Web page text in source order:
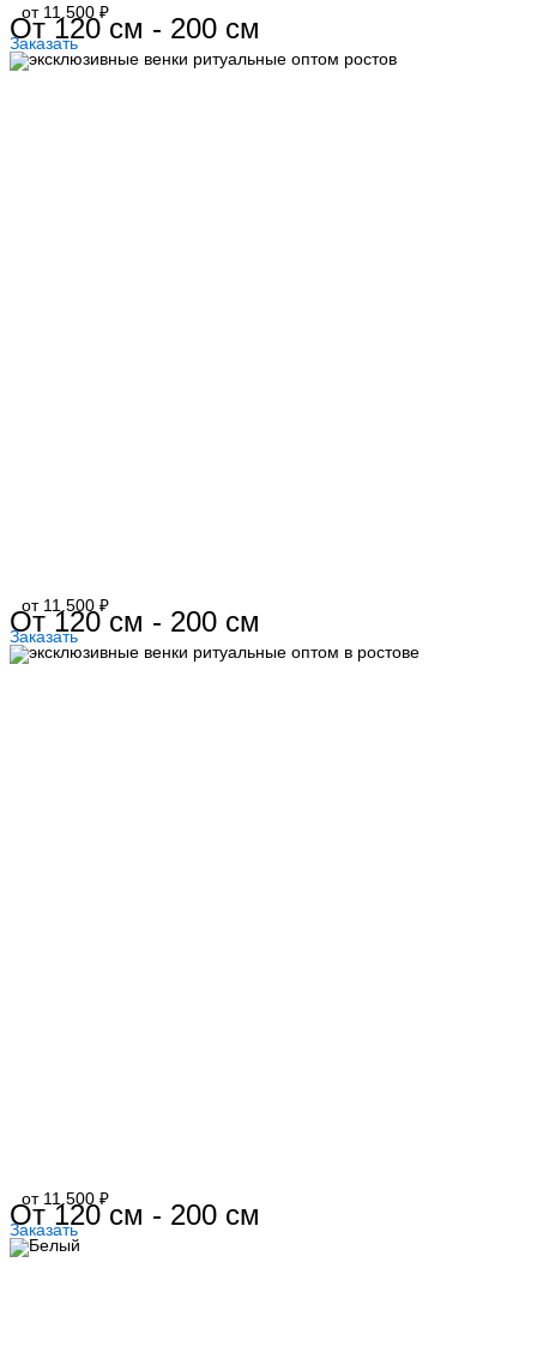
от 11.500 ₽
От 120 см - 200 см
Заказать
от 11.500 ₽
От 120 см - 200 см
Заказать
от 11.500 ₽
От 120 см - 200 см
Заказать